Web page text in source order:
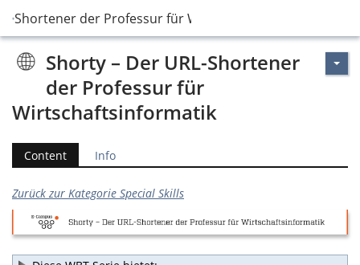
Shortener der Professur für Wirtschaftsinformatik
Shorty – Der URL-Shortener
der Professur für
Wirtschaftsinformatik
Content Info
Zurück zur Kategorie Special Skills